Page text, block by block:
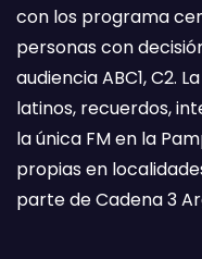
con los programa
personas con
audiencia ABC1, C2.
latinos, recuerdos,
la única FM en la
propias en
parte de Cadena 3